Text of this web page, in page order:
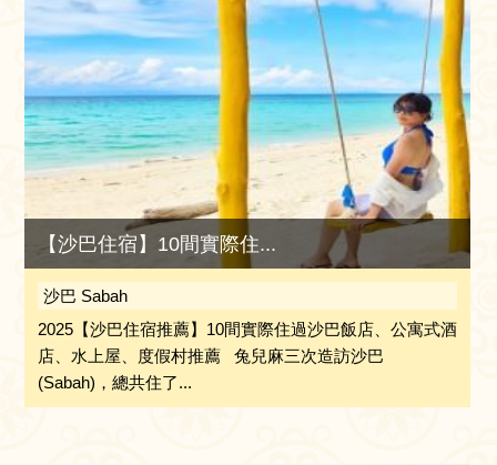
【沙巴住宿】10間實際住...
沙巴 Sabah
2025【沙巴住宿推薦】10間實際住過沙巴飯店、公寓式酒
店、水上屋、度假村推薦 兔兒麻三次造訪沙巴
(Sabah)，總共住了...